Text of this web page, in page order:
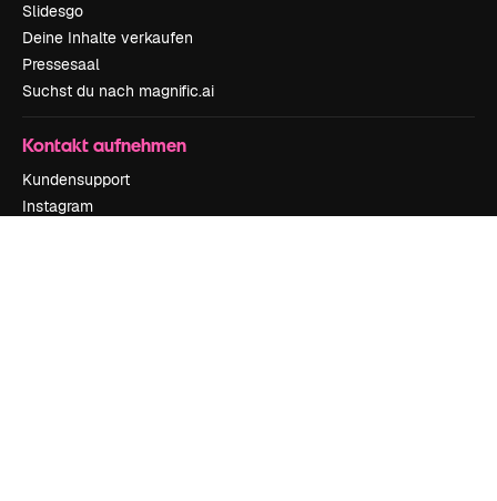
Slidesgo
Deine Inhalte verkaufen
Pressesaal
Suchst du nach magnific.ai
Kontakt aufnehmen
Kundensupport
Instagram